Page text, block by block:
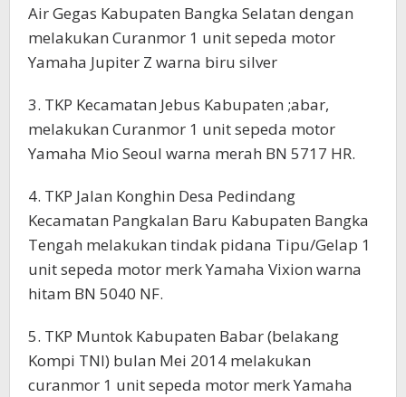
Air Gegas Kabupaten Bangka Selatan dengan
melakukan Curanmor 1 unit sepeda motor
Yamaha Jupiter Z warna biru silver
3. TKP Kecamatan Jebus Kabupaten ;abar,
melakukan Curanmor 1 unit sepeda motor
Yamaha Mio Seoul warna merah BN 5717 HR.
4. TKP Jalan Konghin Desa Pedindang
Kecamatan Pangkalan Baru Kabupaten Bangka
Tengah melakukan tindak pidana Tipu/Gelap 1
unit sepeda motor merk Yamaha Vixion warna
hitam BN 5040 NF.
5. TKP Muntok Kabupaten Babar (belakang
Kompi TNI) bulan Mei 2014 melakukan
curanmor 1 unit sepeda motor merk Yamaha